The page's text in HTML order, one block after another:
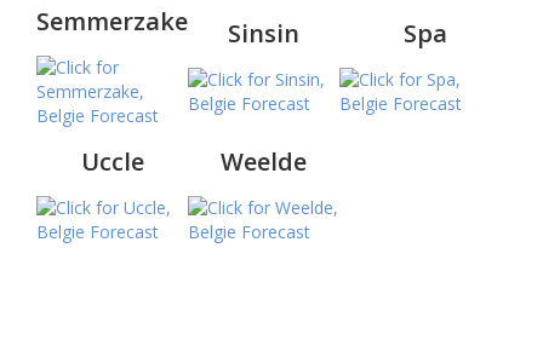
Semmerzake Sinsin Spa
Uccle Weelde